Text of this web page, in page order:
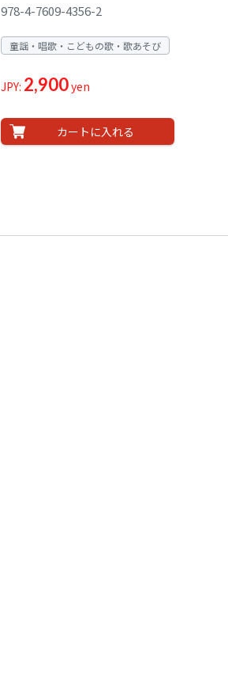
978-4-7609-4356-2
童謡・唱歌・こどもの歌・歌あそび
JPY: 2,900yen
カートに入れる